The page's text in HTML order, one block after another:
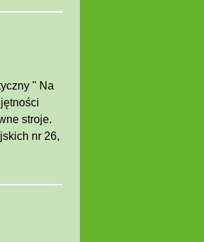
" Na
stroje.
nr 26,